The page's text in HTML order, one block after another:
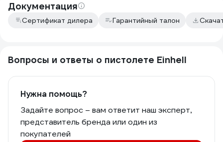
Einhell с
быть
дождусь,
только с
Документация
Сертификат дилера Гарантийный талон
Вопросы и ответы о пистолете Einhell
Нужна помощь?
Задайте вопрос – вам ответит наш эксперт,
представитель бренда или один из
покупателей